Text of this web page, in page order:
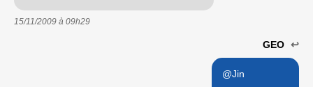
15/11/2009 à 09h29
GEO ↩
@Jin